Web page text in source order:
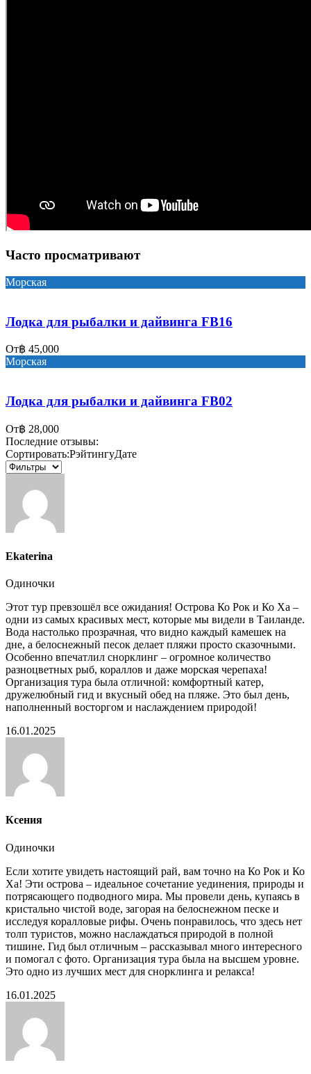
Часто просматривают
Морская
Лодка для рыбалки и дайвинга FB16
От฿ 45,000
Морская
Лодка для рыбалки и дайвинга FB02
От฿ 28,000
Последние отзывы:
Сортировать:РэйтингуДате
Ekaterina
Одиночки
Этот тур превзошёл все ожидания! Острова Ко Рок и Ко Ха –
одни из самых красивых мест, которые мы видели в Таиланде.
Вода настолько прозрачная, что видно каждый камешек на
дне, а белоснежный песок делает пляжи просто сказочными.
Особенно впечатлил снорклинг – огромное количество
разноцветных рыб, кораллов и даже морская черепаха!
Организация тура была отличной: комфортный катер,
дружелюбный гид и вкусный обед на пляже. Это был день,
наполненный восторгом и наслаждением природой!
16.01.2025
Ксения
Одиночки
Если хотите увидеть настоящий рай, вам точно на Ко Рок и Ко
Ха! Эти острова – идеальное сочетание уединения, природы и
потрясающего подводного мира. Мы провели день, купаясь в
кристально чистой воде, загорая на белоснежном песке и
исследуя коралловые рифы. Очень понравилось, что здесь нет
толп туристов, можно наслаждаться природой в полной
тишине. Гид был отличным – рассказывал много интересного
и помогал с фото. Организация тура была на высшем уровне.
Это одно из лучших мест для снорклинга и релакса!
16.01.2025